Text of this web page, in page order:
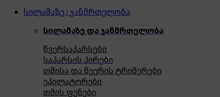
სილამაზე | ჯანმრთელობა
სილამაზე და ჯანმრთელობა
წვერსაპარსები
საპარსის პირები
თმისა და წვერის ტრიმერები
ეპილატორები
თმის ფენები